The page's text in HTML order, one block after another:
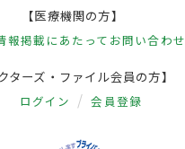
【医療機関の方】
報掲載にあたって お問い合わせ
ターズ・ファイル会員の方】
ログイン 会員登録